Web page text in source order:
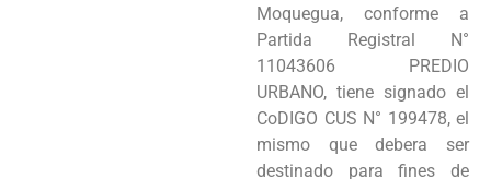
Moquegua, conforme a
Partida Registral N°
11043606 PREDIO
URBANO, tiene signado el
CoDIGO CUS N° 199478, el
mismo que debera ser
destinado para fines de